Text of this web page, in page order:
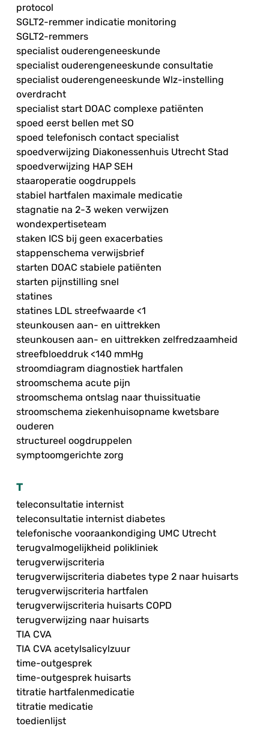
protocol
SGLT2-remmer indicatie monitoring
SGLT2-remmers
specialist ouderengeneeskunde
specialist ouderengeneeskunde consultatie
specialist ouderengeneeskunde Wlz-instelling
overdracht
specialist start DOAC complexe patiënten
spoed eerst bellen met SO
spoed telefonisch contact specialist
spoedverwijzing Diakonessenhuis Utrecht Stad
spoedverwijzing HAP SEH
staaroperatie oogdruppels
stabiel hartfalen maximale medicatie
stagnatie na 2-3 weken verwijzen
wondexpertiseteam
staken ICS bij geen exacerbaties
stappenschema verwijsbrief
starten DOAC stabiele patiënten
starten pijnstilling snel
statines
statines LDL streefwaarde <1
steunkousen aan- en uittrekken
steunkousen aan- en uittrekken zelfredzaamheid
streefbloeddruk <140 mmHg
stroomdiagram diagnostiek hartfalen
stroomschema acute pijn
stroomschema ontslag naar thuissituatie
stroomschema ziekenhuisopname kwetsbare
ouderen
structureel oogdruppelen
symptoomgerichte zorg
T
teleconsultatie internist
teleconsultatie internist diabetes
telefonische vooraankondiging UMC Utrecht
terugvalmogelijkheid polikliniek
terugverwijscriteria
terugverwijscriteria diabetes type 2 naar huisarts
terugverwijscriteria hartfalen
terugverwijscriteria huisarts COPD
terugverwijzing naar huisarts
TIA CVA
TIA CVA acetylsalicylzuur
time-outgesprek
time-outgesprek huisarts
titratie hartfalenmedicatie
titratie medicatie
toedienlijst